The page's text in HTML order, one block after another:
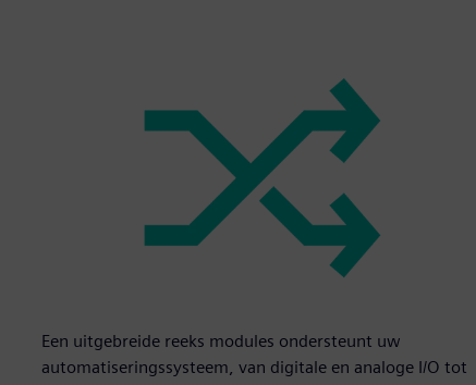
Een uitgebreide reeks modules ondersteunt uw
automatiseringssysteem, van digitale en analoge I/O tot